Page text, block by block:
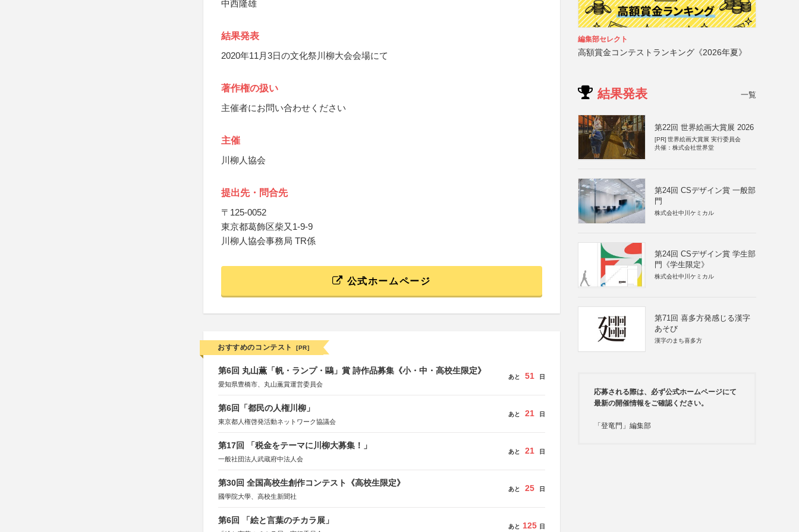
中西隆雄
結果発表
2020年11月3日の文化祭川柳大会会場にて
著作権の扱い
主催者にお問い合わせください
主催
川柳人協会
提出先・問合先
〒125-0052
東京都葛飾区柴又1-9-9
川柳人協会事務局 TR係
公式ホームページ
おすすめのコンテスト [PR]
第6回 丸山薫「帆・ランプ・鷗」賞 詩作品募集《小・中・高校生限定》
愛知県豊橋市、丸山薫賞運営委員会
あと 51 日
第6回「都民の人権川柳」
東京都人権啓発活動ネットワーク協議会
あと 21 日
第17回 「税金をテーマに川柳大募集！」
一般社団法人武蔵府中法人会
あと 21 日
第30回 全国高校生創作コンテスト《高校生限定》
國學院大學、高校生新聞社
あと 25 日
第6回 「絵と言葉のチカラ展」
あと 125 日
編集部セレクト
高額賞金コンテストランキング《2026年夏》
結果発表 一覧
第22回 世界絵画大賞展 2026
[PR] 世界絵画大賞展 実行委員会
共催：株式会社世界堂
第24回 CSデザイン賞 一般部
門
株式会社中川ケミカル
第24回 CSデザイン賞 学生部
門《学生限定》
株式会社中川ケミカル
第71回 喜多方発感じる漢字
あそび
漢字のまち喜多方
応募される際は、必ず公式ホームページにて
最新の開催情報をご確認ください。
「登竜門」編集部